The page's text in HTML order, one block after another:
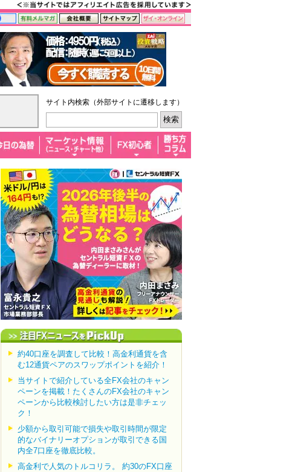
サイト内検索（外部サイトに遷移します）
約40口座を調査して比較！高金利通貨を含
む12通貨ペアのスワップポイントを紹介！
当サイトで紹介している全FX会社のキャン
ペーンを掲載！たくさんのFX会社のキャン
ペーンから比較検討したい方は是非チェッ
ク！
少額から取引可能で損失や取引時間が限定
的なバイナリーオプションが取引できる国
内全7口座を徹底比較。
高金利で人気のトルコリラ。 約30のFX口座